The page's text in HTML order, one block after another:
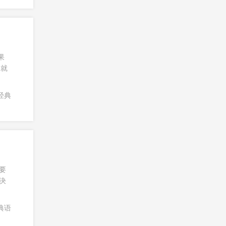
典
语